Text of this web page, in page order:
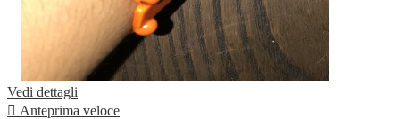
Vedi dettagli
 Anteprima veloce